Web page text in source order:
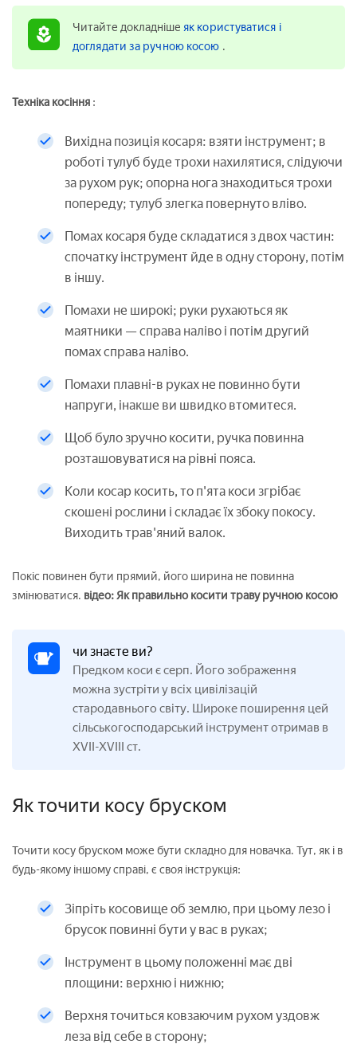
Читайте докладніше як користуватися і
доглядати за ручною косою .
Техніка косіння :
Вихідна позиція косаря: взяти інструмент; в
роботі тулуб буде трохи нахилятися, слідуючи
за рухом рук; опорна нога знаходиться трохи
попереду; тулуб злегка повернуто вліво.
Помах косаря буде складатися з двох частин:
спочатку інструмент йде в одну сторону, потім
в іншу.
Помахи не широкі; руки рухаються як
маятники — справа наліво і потім другий
помах справа наліво.
Помахи плавні-в руках не повинно бути
напруги, інакше ви швидко втомитеся.
Щоб було зручно косити, ручка повинна
розташовуватися на рівні пояса.
Коли косар косить, то п'ята коси згрібає
скошені рослини і складає їх збоку покосу.
Виходить трав'яний валок.
Покіс повинен бути прямий, його ширина не повинна
змінюватися. відео: Як правильно косити траву ручною косою
чи знаєте ви?
Предком коси є серп. Його зображення
можна зустріти у всіх цивілізацій
стародавнього світу. Широке поширення цей
сільськогосподарський інструмент отримав в
XVII-XVIII ст.
Як точити косу бруском
Точити косу бруском може бути складно для новачка. Тут, як і в
будь-якому іншому справі, є своя інструкція:
Зіпріть косовище об землю, при цьому лезо і
брусок повинні бути у вас в руках;
Інструмент в цьому положенні має дві
площини: верхню і нижню;
Верхня точиться ковзаючим рухом уздовж
леза від себе в сторону;